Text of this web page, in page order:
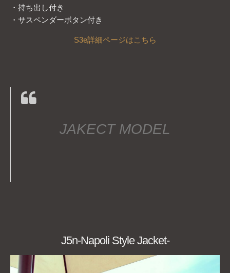
・持ち出し付き
・サスペンダーボタン付き
S3e詳細ページはこちら
JAKECT MODEL
J5n-Napoli Style Jacket-